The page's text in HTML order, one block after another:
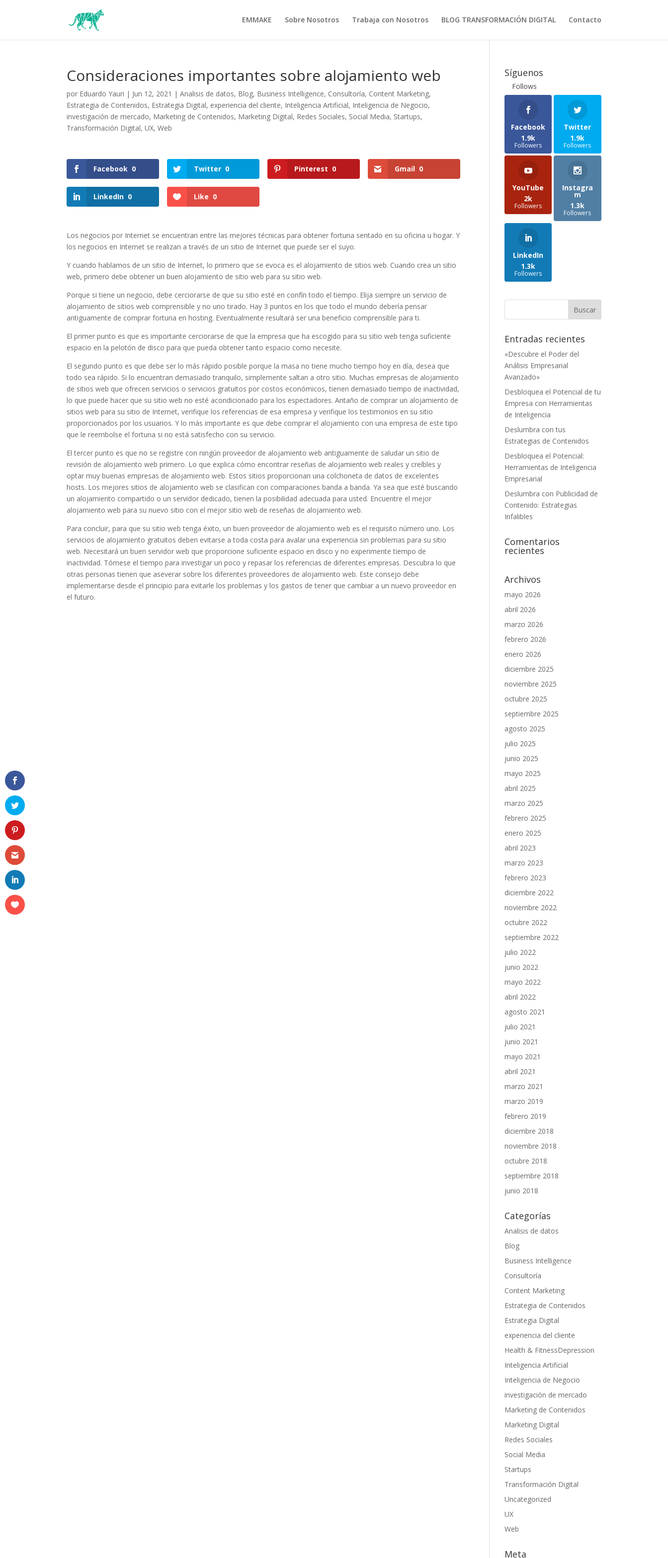
EMMAKE Sobre Nosotros Trabaja con Nosotros BLOG TRANSFORMACIÓN DIGITAL Contacto
Consideraciones importantes sobre alojamiento web
por Eduardo Yauri | Jun 12, 2021 |Analisis de datos, Blog, Business Intelligence, Consultoría, Content Marketing,
Estrategia de Contenidos, Estrategia Digital, experiencia del cliente, Inteligencia Artificial, Inteligencia de Negocio,
investigación de mercado, Marketing de Contenidos, Marketing Digital, Redes Sociales, Social Media, Startups,
Transformación Digital,UX,Web
Facebook 0 Twitter 0 Pinterest 0 Gmail 0
LinkedIn 0 Like 0
Los negocios por Internet se encuentran entre las mejores técnicas para obtener fortuna sentado en su oficina u hogar. Y
los negocios en Internet se realizan a través de un sitio de Internet que puede ser el suyo.
Y cuando hablamos de un sitio de Internet, lo primero que se evoca es el alojamiento de sitios web. Cuando crea un sitio
web, primero debe obtener un buen alojamiento de sitio web para su sitio web.
Porque si tiene un negocio, debe cerciorarse de que su sitio esté en confín todo el tiempo. Elija siempre un servicio de
alojamiento de sitios web comprensible y no uno tirado. Hay 3 puntos en los que todo el mundo debería pensar
antiguamente de comprar fortuna en hosting. Eventualmente resultará ser una beneficio comprensible para ti.
El primer punto es que es importante cerciorarse de que la empresa que ha escogido para su sitio web tenga suficiente
espacio en la pelotón de disco para que pueda obtener tanto espacio como necesite.
El segundo punto es que debe ser lo más rápido posible porque la masa no tiene mucho tiempo hoy en día, desea que
todo sea rápido. Si lo encuentran demasiado tranquilo, simplemente saltan a otro sitio. Muchas empresas de alojamiento
de sitios web que ofrecen servicios o servicios gratuitos por costos económicos, tienen demasiado tiempo de inactividad,
lo que puede hacer que su sitio web no esté acondicionado para los espectadores. Antaño de comprar un alojamiento de
sitios web para su sitio de Internet, verifique los referencias de esa empresa y verifique los testimonios en su sitio
proporcionados por los usuarios. Y lo más importante es que debe comprar el alojamiento con una empresa de este tipo
que le reembolse el fortuna si no está satisfecho con su servicio.
El tercer punto es que no se registre con ningún proveedor de alojamiento web antiguamente de saludar un sitio de
revisión de alojamiento web primero. Lo que explica cómo encontrar reseñas de alojamiento web reales y creíbles y
optar muy buenas empresas de alojamiento web. Estos sitios proporcionan una colchoneta de datos de excelentes
hosts. Los mejores sitios de alojamiento web se clasifican con comparaciones banda a banda. Ya sea que esté buscando
un alojamiento compartido o un servidor dedicado, tienen la posibilidad adecuada para usted. Encuentre el mejor
alojamiento web para su nuevo sitio con el mejor sitio web de reseñas de alojamiento web.
Para concluir, para que su sitio web tenga éxito, un buen proveedor de alojamiento web es el requisito número uno. Los
servicios de alojamiento gratuitos deben evitarse a toda costa para avalar una experiencia sin problemas para su sitio
web. Necesitará un buen servidor web que proporcione suficiente espacio en disco y no experimente tiempo de
inactividad. Tómese el tiempo para investigar un poco y repasar los referencias de diferentes empresas. Descubra lo que
otras personas tienen que aseverar sobre los diferentes proveedores de alojamiento web. Este consejo debe
implementarse desde el principio para evitarle los problemas y los gastos de tener que cambiar a un nuevo proveedor en
el futuro.
Síguenos
Follows
Facebook
1.9k
Followers
Twitter
1.9k
Followers
YouTube
2k
Followers
Instagra
m
1.3k
Followers
LinkedIn
1.3k
Followers
Entradas recientes
«Descubre el Poder del
Análisis Empresarial
Avanzado»
Desbloquea el Potencial de tu
Empresa con Herramientas
de Inteligencia
Deslumbra con tus
Estrategias de Contenidos
Desbloquea el Potencial:
Herramientas de Inteligencia
Empresarial
Deslumbra con Publicidad de
Contenido: Estrategias
Infalibles
Comentarios
recientes
Archivos
mayo 2026
abril 2026
marzo 2026
febrero 2026
enero 2026
diciembre 2025
noviembre 2025
octubre 2025
septiembre 2025
agosto 2025
julio 2025
junio 2025
mayo 2025
abril 2025
marzo 2025
febrero 2025
enero 2025
abril 2023
marzo 2023
febrero 2023
diciembre 2022
noviembre 2022
octubre 2022
septiembre 2022
julio 2022
junio 2022
mayo 2022
abril 2022
agosto 2021
julio 2021
junio 2021
mayo 2021
abril 2021
marzo 2021
marzo 2019
febrero 2019
diciembre 2018
noviembre 2018
octubre 2018
septiembre 2018
junio 2018
Categorías
Analisis de datos
Blog
Business Intelligence
Consultoría
Content Marketing
Estrategia de Contenidos
Estrategia Digital
experiencia del cliente
Health & FitnessDepression
Inteligencia Artificial
Inteligencia de Negocio
investigación de mercado
Marketing de Contenidos
Marketing Digital
Redes Sociales
Social Media
Startups
Transformación Digital
Uncategorized
UX
Web
Meta